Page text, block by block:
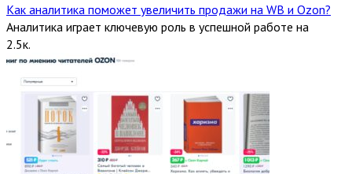
Как аналитика поможет увеличить продажи на WB и Ozon?
Аналитика играет ключевую роль в успешной работе на
2.5к.